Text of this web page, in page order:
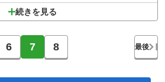
続きを見る
6 7 8 最後